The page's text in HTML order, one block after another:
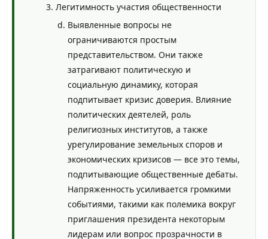
Легитимность участия общественности
Выявленные вопросы не
ограничиваются простым
представительством. Они также
затрагивают политическую и
социальную динамику, которая
подпитывает кризис доверия. Влияние
политических деятелей, роль
религиозных институтов, а также
урегулирование земельных споров и
экономических кризисов — все это темы,
подпитывающие общественные дебаты.
Напряженность усиливается громкими
событиями, такими как полемика вокруг
приглашения президента некоторым
лидерам или вопрос прозрачности в